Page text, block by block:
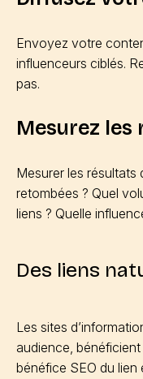
Envoyez votre
influenceurs ciblés.
pas.
Mesurez les
Mesurer les résultats
retombées ? Quel
liens ? Quelle
Des liens
Les sites
audience,
bénéfice SEO du lien